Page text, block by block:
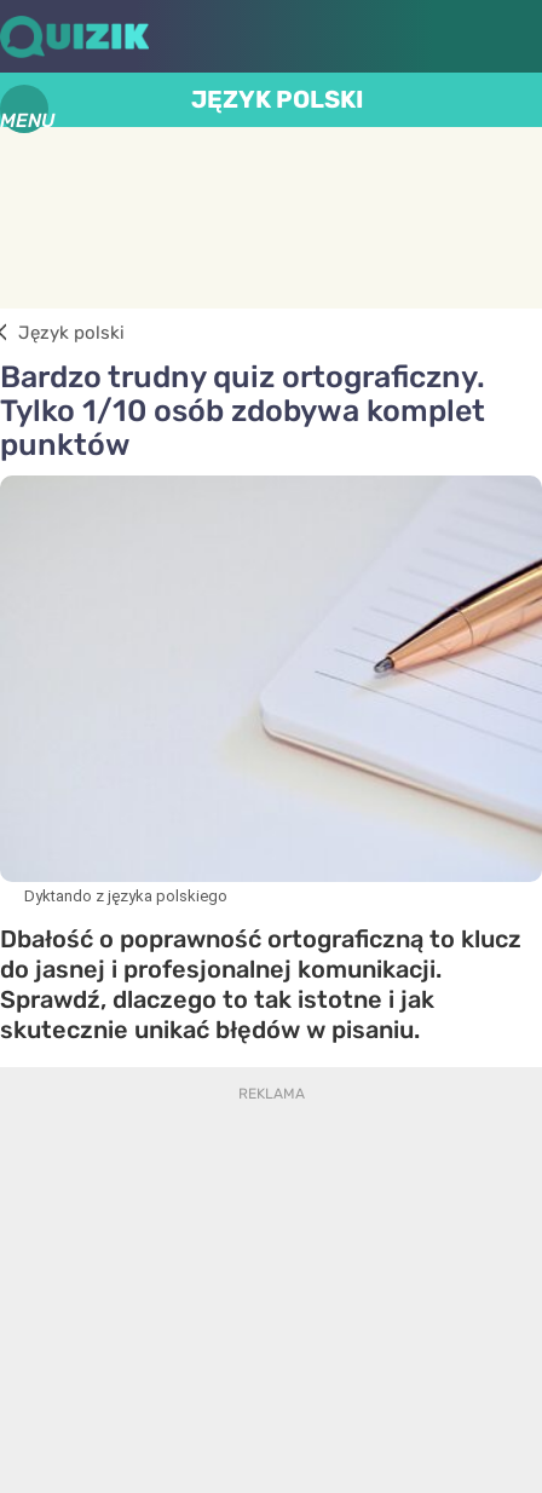
MENU
JĘZYK POLSKI
Język polski
Bardzo trudny quiz ortograficzny.
Tylko 1/10 osób zdobywa komplet
punktów
Dyktando z języka polskiego
Dbałość o poprawność ortograficzną to klucz
do jasnej i profesjonalnej komunikacji.
Sprawdź, dlaczego to tak istotne i jak
skutecznie unikać błędów w pisaniu.